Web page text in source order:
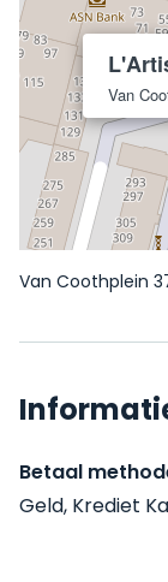
Van
Van Coothplein
Betaal
Geld, Krediet